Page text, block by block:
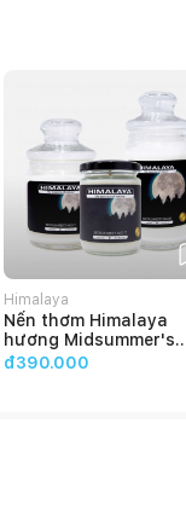
Himalaya
Nến thơm Himalaya
hương Midsummer's
Night
đ390.000